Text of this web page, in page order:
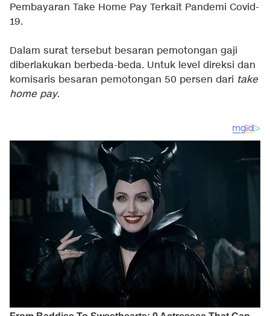
Pembayaran Take Home Pay Terkait Pandemi Covid-
19.
Dalam surat tersebut besaran pemotongan gaji
diberlakukan berbeda-beda. Untuk level direksi dan
komisaris besaran pemotongan 50 persen dari take
home pay.